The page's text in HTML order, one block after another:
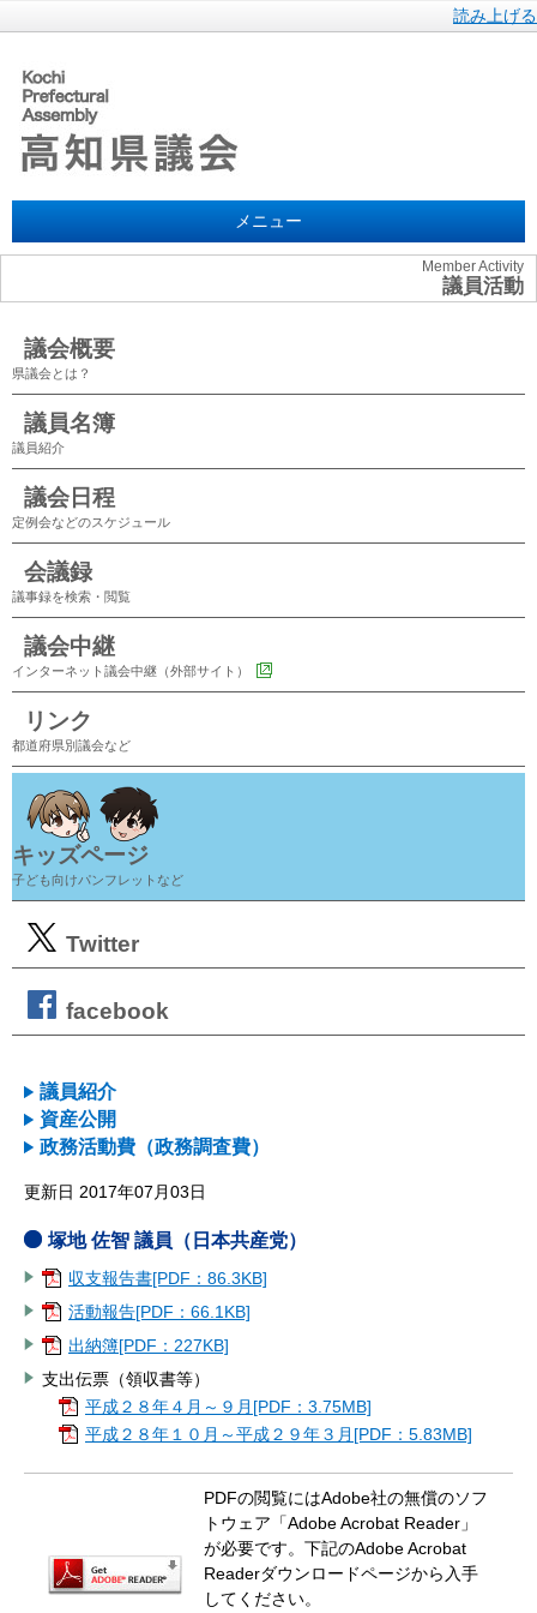
読み上げる
メニュー
Member Activity
議員活動
議会概要
県議会とは？
議員名簿
議員紹介
議会日程
定例会などのスケジュール
会議録
議事録を検索・閲覧
議会中継
インターネット議会中継（外部サイト）
リンク
都道府県別議会など
キッズページ
子ども向けパンフレットなど
Twitter
facebook
議員紹介
資産公開
政務活動費（政務調査費）
更新日 2017年07月03日
塚地 佐智 議員（日本共産党）
収支報告書[PDF：86.3KB]
活動報告[PDF：66.1KB]
出納簿[PDF：227KB]
支出伝票（領収書等）
平成２８年４月～９月[PDF：3.75MB]
平成２８年１０月～平成２９年３月[PDF：5.83MB]
PDFの閲覧にはAdobe社の無償のソフ
トウェア「Adobe Acrobat Reader」
が必要です。下記のAdobe Acrobat
Readerダウンロードページから入手
してください。